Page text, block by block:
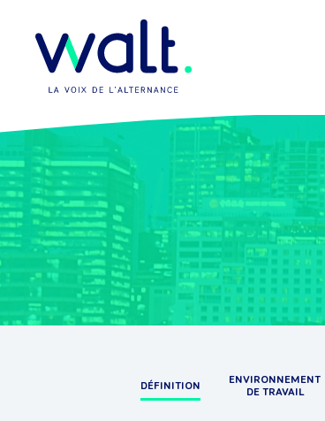
DÉFINITION
ENVIRONNEMENT
DE TRAVAIL